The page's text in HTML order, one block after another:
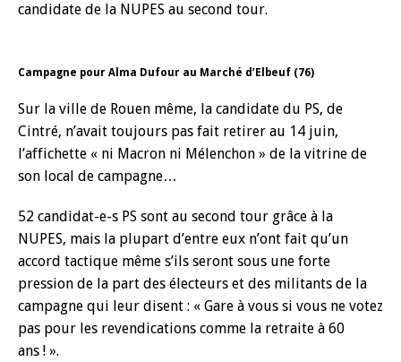
candidate de la NUPES au second tour.
Campagne pour Alma Dufour au Marché d’Elbeuf (76)
Sur la ville de Rouen même, la candidate du PS, de
Cintré, n’avait toujours pas fait retirer au 14 juin,
l’affichette « ni Macron ni Mélenchon » de la vitrine de
son local de campagne…
52 candidat-e-s PS sont au second tour grâce à la
NUPES, mais la plupart d’entre eux n’ont fait qu’un
accord tactique même s’ils seront sous une forte
pression de la part des électeurs et des militants de la
campagne qui leur disent : « Gare à vous si vous ne votez
pas pour les revendications comme la retraite à 60
ans ! ».